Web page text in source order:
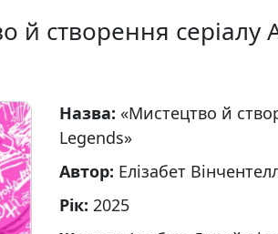
й створення
Назва: «Мистецтво й
Legends»
Автор: Елізабет
Рік: 2025